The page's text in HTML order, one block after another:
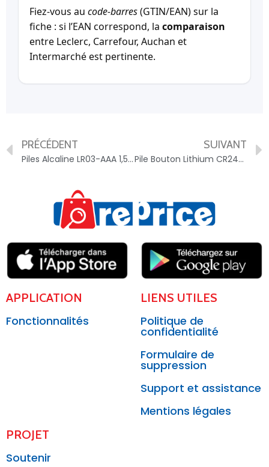
Fiez-vous au code-barres(GTIN/EAN) sur la
fiche : si l’EAN correspond, la comparaison
entre Leclerc, Carrefour, Auchan et
Intermarché est pertinente.
PRÉCÉDENT
Piles Alcaline LR03-AAA 1,5V DURACELL – 5000394141230
SUIVANT
Pile Bouton Lithium CR2430 3V DURACELL – 5000394030398
APPLICATION
Fonctionnalités
LIENS UTILES
Politique de
confidentialité
Formulaire de
suppression
Support et assistance
Mentions légales
PROJET
Soutenir